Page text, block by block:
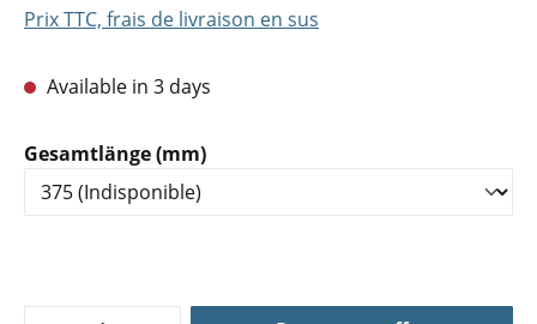
Prix TTC, frais de livraison en sus
Available in 3 days
Sélectionnez
Gesamtlänge (mm)